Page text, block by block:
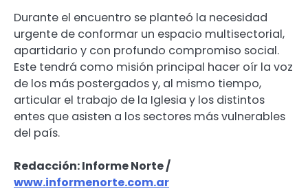
Durante el encuentro se planteó la necesidad
urgente de conformar un espacio multisectorial,
apartidario y con profundo compromiso social.
Este tendrá como misión principal hacer oír la voz
de los más postergados y, al mismo tiempo,
articular el trabajo de la Iglesia y los distintos
entes que asisten a los sectores más vulnerables
del país.
Redacción: Informe Norte /
www.informenorte.com.ar